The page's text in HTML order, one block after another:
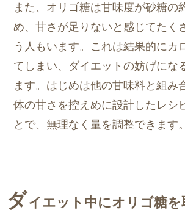
また、オリゴ糖は甘味度が砂糖の
め、甘さが足りないと感じてたく
う人もいます。これは結果的にカ
てしまい、ダイエットの妨げにな
ます。はじめは他の甘味料と組み
体の甘さを控えめに設計したレシ
とで、無理なく量を調整できます。
ダイエット中にオリゴ糖